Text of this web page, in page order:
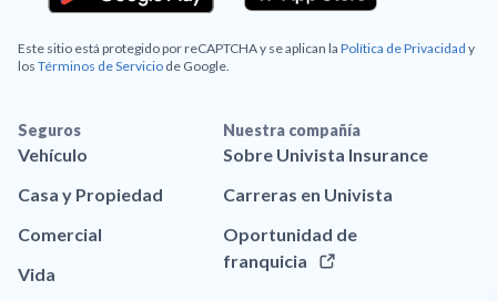
Este sitio está protegido por reCAPTCHA y se aplican la Política de Privacidad y
los Términos de Servicio de Google.
Seguros
Vehículo
Casa y Propiedad
Comercial
Vida
Nuestra compañía
Sobre Univista Insurance
Carreras en Univista
Oportunidad de
franquicia